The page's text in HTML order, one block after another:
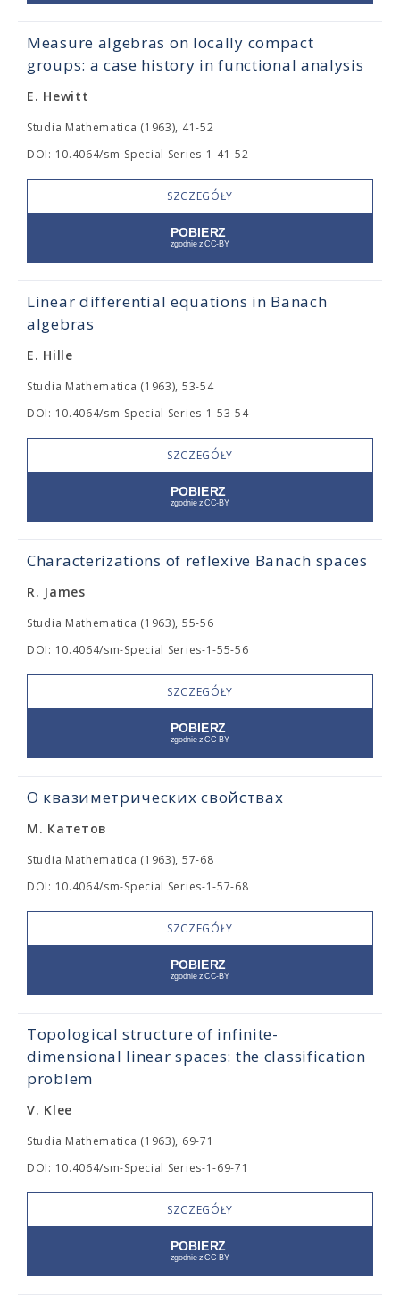
Measure algebras on locally compact
groups: a case history in functional analysis
E. Hewitt
Studia Mathematica (1963), 41-52
DOI: 10.4064/sm-Special Series-1-41-52
SZCZEGÓŁY
Linear differential equations in Banach
algebras
E. Hille
Studia Mathematica (1963), 53-54
DOI: 10.4064/sm-Special Series-1-53-54
SZCZEGÓŁY
Characterizations of reflexive Banach spaces
R. James
Studia Mathematica (1963), 55-56
DOI: 10.4064/sm-Special Series-1-55-56
SZCZEGÓŁY
О квазиметрических свойствах
М. Катетов
Studia Mathematica (1963), 57-68
DOI: 10.4064/sm-Special Series-1-57-68
SZCZEGÓŁY
Topological structure of infinite-
dimensional linear spaces: the classification
problem
V. Klee
Studia Mathematica (1963), 69-71
DOI: 10.4064/sm-Special Series-1-69-71
SZCZEGÓŁY